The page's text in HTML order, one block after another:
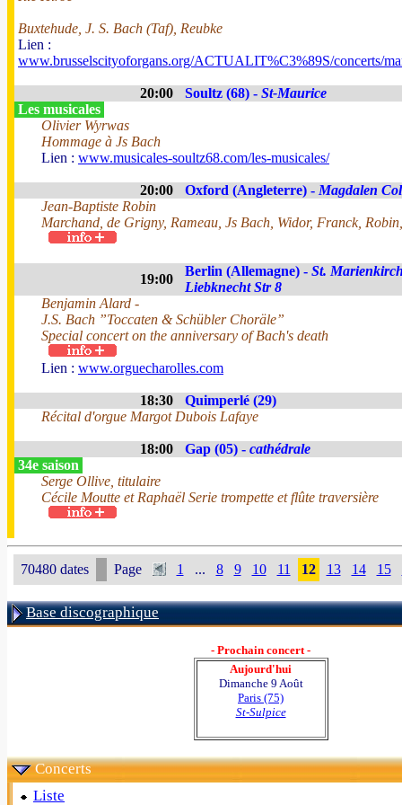
Buxtehude, J. S. Bach (Taf), Reubke
Lien :
www.brusselscityoforgans.org/ACTUALIT%C3%89S/concerts/
20:00 Soultz (68) - St-Maurice
Les musicales
Olivier Wyrwas
Hommage à Js Bach
Lien : www.musicales-soultz68.com/les-musicales/
20:00 Oxford (Angleterre) - Magdalen
Jean-Baptiste Robin
Marchand, de Grigny, Rameau, Js Bach, Widor, Franck,
19:00
Berlin (Allemagne) - St.
Liebknecht Str 8
Benjamin Alard -
J.S. Bach ”Toccaten & Schübler Choräle”
Special concert on the anniversary of Bach's death
Lien : www.orguecharolles.com
18:30
Quimperlé (29)
Récital d'orgue Margot Dubois Lafaye
18:00 Gap (05) - cathédrale
34e saison
Serge Ollive, titulaire
Cécile Moutte et Raphaël Serie trompette et flûte traversière
70480 dates Page 1 ... 8 9 10 11 12 13 14 15
Base discographique
- Prochain concert -
Aujourd'hui
Dimanche 9 Août
Paris (75)
St-Sulpice
Concerts
Liste